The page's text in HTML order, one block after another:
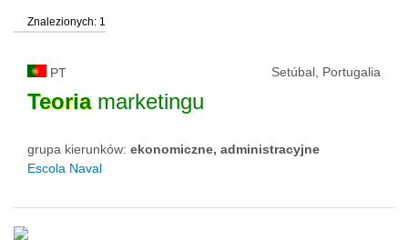
typ uczelni
status uczelni
Znalezionych: 1
PT Setúbal, Portugalia
Teoriamarketingu
grupa kierunków: ekonomiczne, administracyjne
Escola Naval